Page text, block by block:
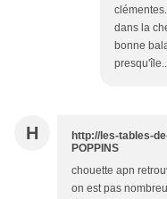
dans la
bonne
H
http://les-tables-
POPPINS
chouette apn
on est pas